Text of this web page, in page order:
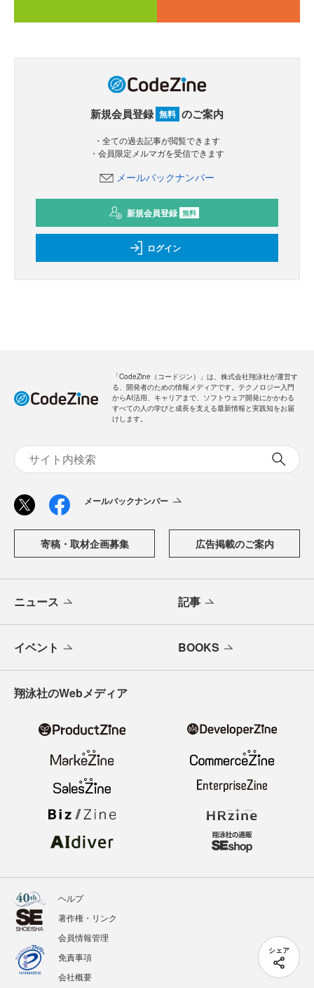
シェア
新規会員登録 無料 のご案内
・全ての過去記事が閲覧できます
・会員限定メルマガを受信できます
メールバックナンバー
新規会員登録 無料
ログイン
「CodeZine（コードジン）」は、株式会社翔泳社が運営す
る、開発者のための情報メディアです。テクノロジー入門
からAI活用、キャリアまで、ソフトウェア開発にかかわる
すべての人の学びと成長を支える最新情報と実践知をお届
けします。
メールバックナンバー
寄稿・取材企画募集 広告掲載のご案内
ニュース 記事
イベント BOOKS
翔泳社のWebメディア
ヘルプ
著作権・リンク
会員情報管理
免責事項
会社概要